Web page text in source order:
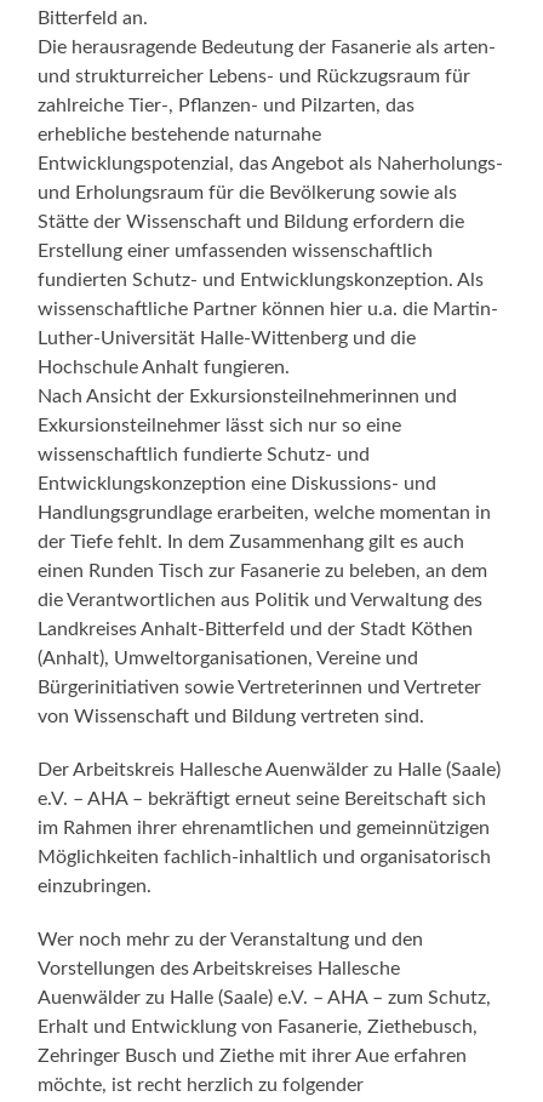
Bitterfeld an.
Die herausragende Bedeutung der Fasanerie als arten-
und strukturreicher Lebens- und Rückzugsraum für
zahlreiche Tier-, Pflanzen- und Pilzarten, das
erhebliche bestehende naturnahe
Entwicklungspotenzial, das Angebot als Naherholungs-
und Erholungsraum für die Bevölkerung sowie als
Stätte der Wissenschaft und Bildung erfordern die
Erstellung einer umfassenden wissenschaftlich
fundierten Schutz- und Entwicklungskonzeption. Als
wissenschaftliche Partner können hier u.a. die Martin-
Luther-Universität Halle-Wittenberg und die
Hochschule Anhalt fungieren.
Nach Ansicht der Exkursionsteilnehmerinnen und
Exkursionsteilnehmer lässt sich nur so eine
wissenschaftlich fundierte Schutz- und
Entwicklungskonzeption eine Diskussions- und
Handlungsgrundlage erarbeiten, welche momentan in
der Tiefe fehlt. In dem Zusammenhang gilt es auch
einen Runden Tisch zur Fasanerie zu beleben, an dem
die Verantwortlichen aus Politik und Verwaltung des
Landkreises Anhalt-Bitterfeld und der Stadt Köthen
(Anhalt), Umweltorganisationen, Vereine und
Bürgerinitiativen sowie Vertreterinnen und Vertreter
von Wissenschaft und Bildung vertreten sind.
Der Arbeitskreis Hallesche Auenwälder zu Halle (Saale)
e.V. – AHA – bekräftigt erneut seine Bereitschaft sich
im Rahmen ihrer ehrenamtlichen und gemeinnützigen
Möglichkeiten fachlich-inhaltlich und organisatorisch
einzubringen.
Wer noch mehr zu der Veranstaltung und den
Vorstellungen des Arbeitskreises Hallesche
Auenwälder zu Halle (Saale) e.V. – AHA – zum Schutz,
Erhalt und Entwicklung von Fasanerie, Ziethebusch,
Zehringer Busch und Ziethe mit ihrer Aue erfahren
möchte, ist recht herzlich zu folgender